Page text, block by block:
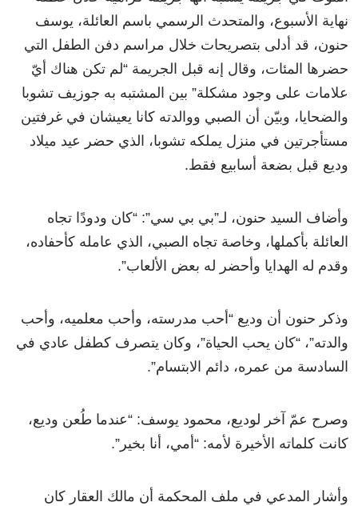
نهاية الأسبوع، والمتحدث الرسمي باسم العائلة، يوسف
حنون، قد أدلى بتصريحات خلال مراسم دفن الطفل التي
حضرها المئات، وقال إنه قبل الجريمة “لم تكن هناك أيّ
علامات على وجود مشكلة” بين المشتبه به جوزيف تشوبا
والضحايا، وبيّن أن الصبي ووالدته كانا يعيشان في غرفتين
مستأجرتين في منزل يملكه تشوبا، الذي حضر عيد ميلاد
وديع قبل بضعة أسابيع فقط.
وأضاف السيد حنون، لـ”بي بي سي”: “كان ودودًا تجاه
العائلة بأكملها، وخاصة تجاه الصبي، الذي عامله كأحفاده،
وقدم له الهدايا وأحضر له بعض الألعاب”.
وذكر حنون أن وديع “أحب مدرسته، وأحب معلميه، وأحب
والدته”، “كان يحب الحياة”، وكان يتصرف كطفل عادي في
السادسة من عمره، دائم الابتسام”.
وصرح عمّ آخر لوديع، محمود يوسف: “عندما طُعن وديع،
كانت كلماته الأخيرة لأمه: “أمي، أنا بخير”.
وأشار المدعي في ملف المحكمة أن مالك العقار كان